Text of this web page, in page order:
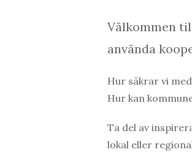
Välkommen
använda
Hur säkrar vi
Hur kan
Ta del av
lokal eller